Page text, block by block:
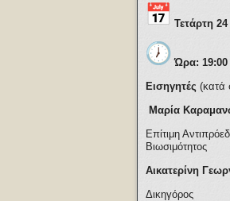
Τετάρτη 24
Ώρα: 19:00
Εισηγητές (κατά
Μαρία
Επίτιμη
Βιωσιμότητος
Αικατερίνη
Δικηγόρος